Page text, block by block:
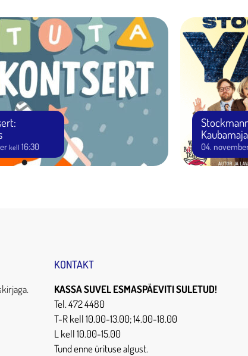
kell 16:30 04.
KONTAKT
KASSA SUVEL ESMASPÄEVITI SULETUD!
Tel. 472 4480
T-R kell 10.00-13.00; 14.00-18.00
L kell 10.00-15.00
Tund enne ürituse algust.